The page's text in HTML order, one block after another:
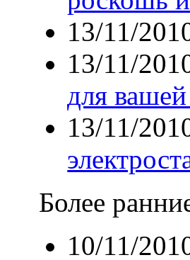
13/11/
13/11/
для
13/11/
Более
10/11/